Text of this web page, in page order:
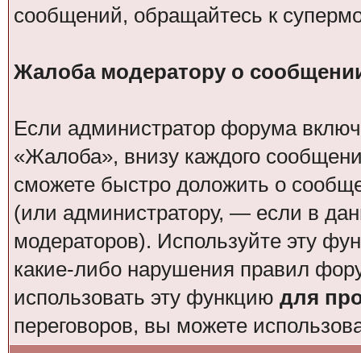
сообщений, обращайтесь к
Жалоба модератору о
Если администратор форума
«Жалоба», внизу каждого
сможете быстро доложить о
(или администратору, — если в
модераторов). Используйте эту
какие-либо нарушения правил
использовать эту функцию для
переговоров, вы можете